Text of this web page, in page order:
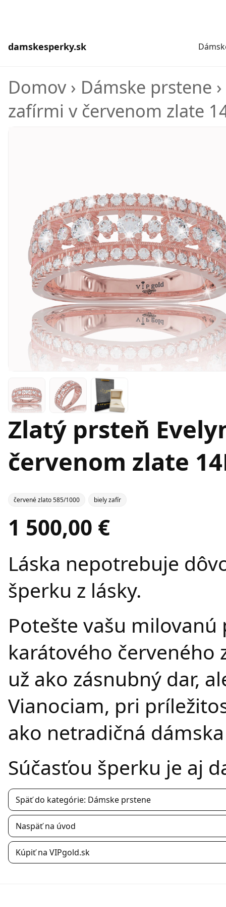
damskesperky.sk
Domov› Dámske prstene ›
zafírmi v červenom zlate
Zlatý prsteň
červenom zlate
červené zlato 585/1000 biely zafír
1 500,00 €
Láska nepotrebuje
šperku z lásky.
Potešte vašu
karátového červeného
už ako zásnubný dar,
Vianociam, pri
ako netradičná
Súčasťou šperku je aj
Späť do kategórie: Dámske prstene
Naspäť na úvod
Kúpiť na VIPgold.sk